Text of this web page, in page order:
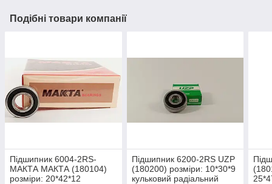
Подібні товари компанії
Підшипник 6004-2RS-
МАКТА МАКТА (180104)
розміри: 20*42*12
Підшипник 6200-2RS UZP
(180200) розміри: 10*30*9
кульковий радіальний